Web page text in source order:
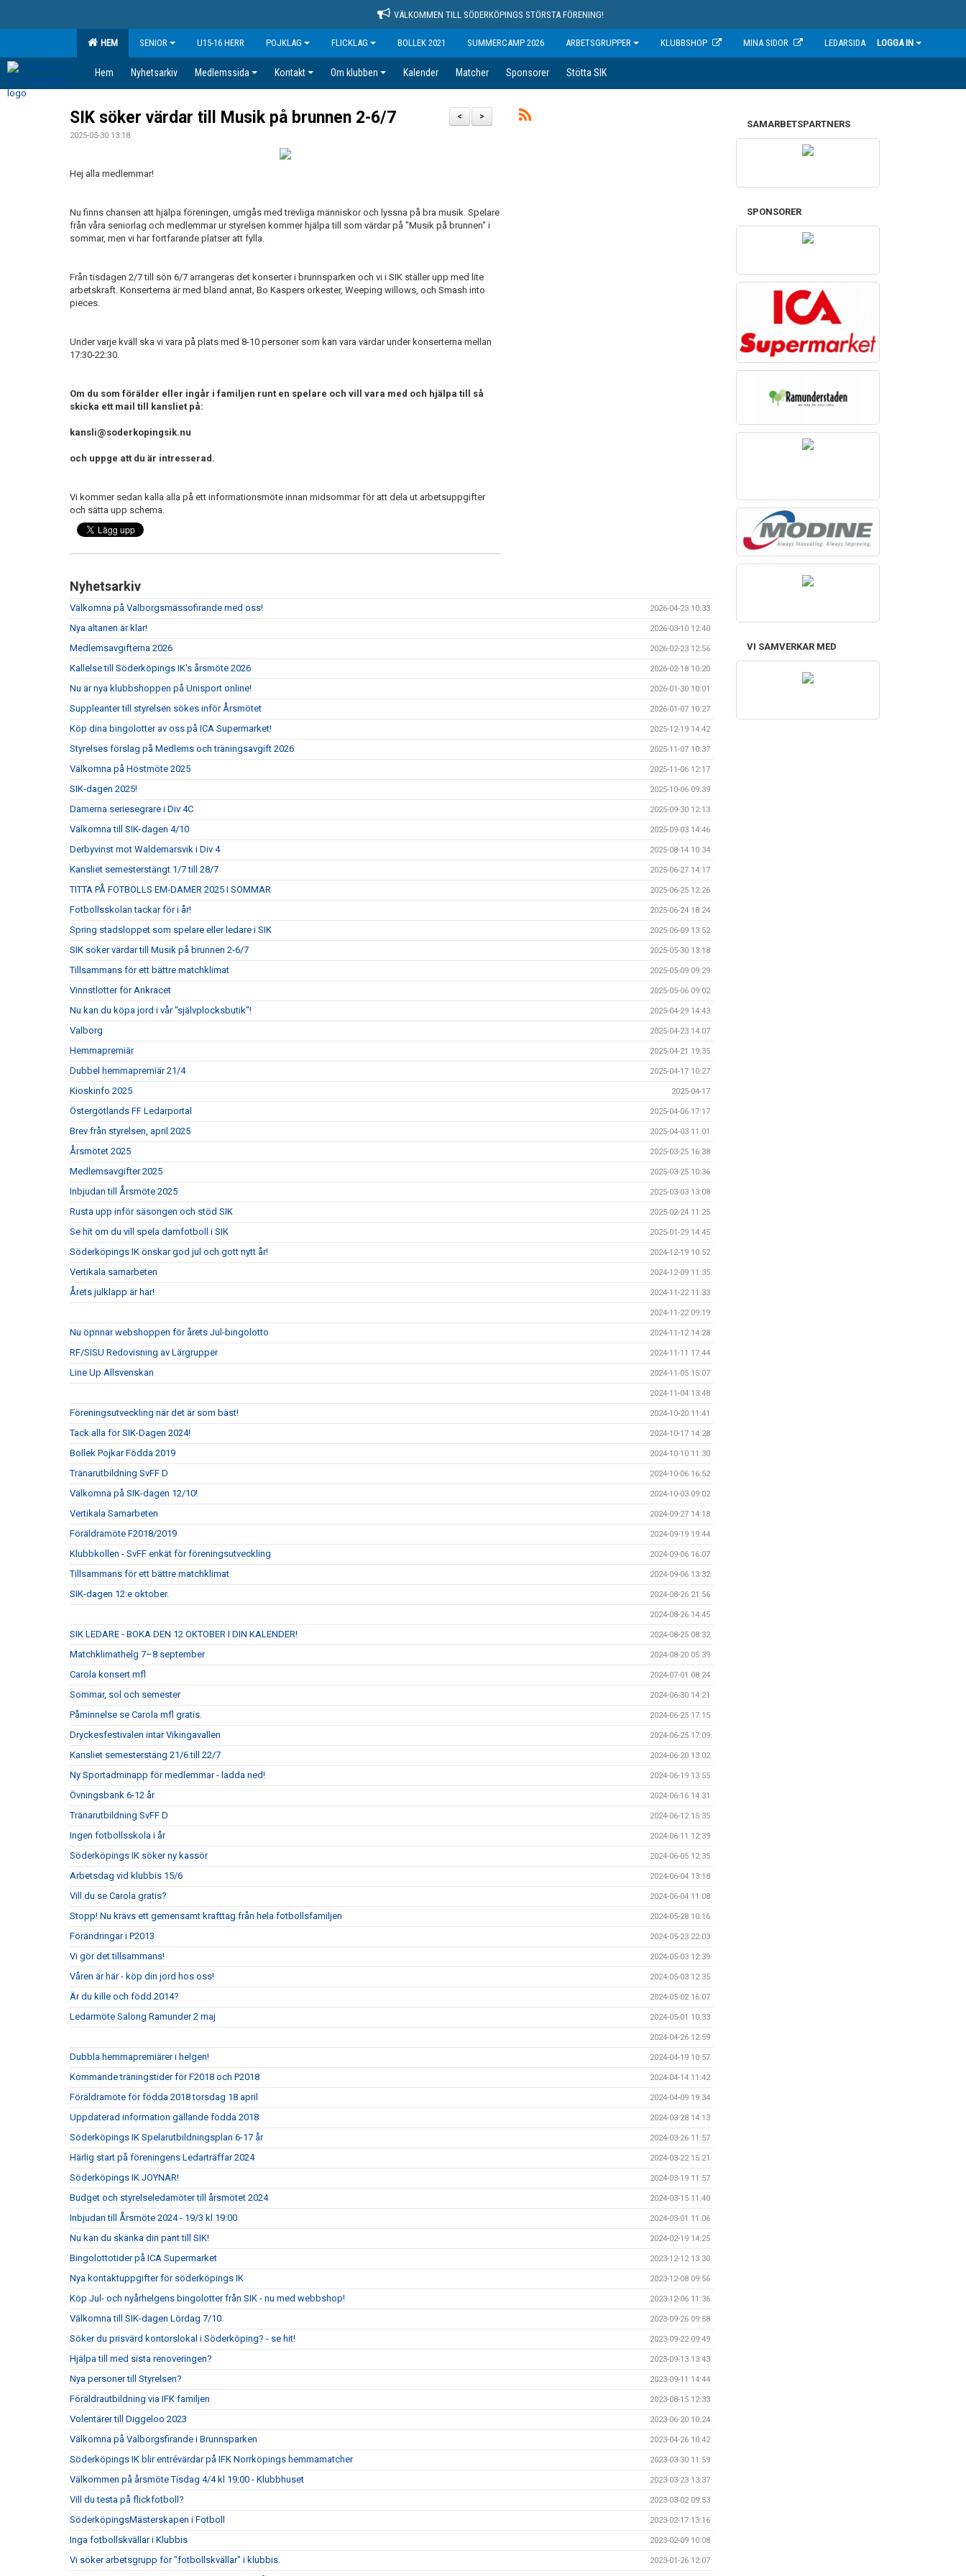
VÄLKOMMEN TILL SÖDERKÖPINGS STÖRSTA FÖRENING!
HEM SENIOR U15-16 HERR POJKLAG FLICKLAG BOLLEK 2021 SUMMERCAMP 2026 ARBETSGRUPPER KLUBBSHOP MINA SIDOR LEDARSIDA LOGGA IN
Hem Nyhetsarkiv Medlemssida Kontakt Om klubben Kalender Matcher Sponsorer Stötta SIK
>
<
SIK söker värdar till Musik på brunnen 2-6/7
2025-05-30 13:18
Hej alla medlemmar!
Nu finns chansen att hjälpa föreningen, umgås med trevliga människor och lyssna på bra musik. Spelare
från våra seniorlag och medlemmar ur styrelsen kommer hjälpa till som värdar på "Musik på brunnen" i
sommar, men vi har fortfarande platser att fylla.
Från tisdagen 2/7 till sön 6/7 arrangeras det konserter i brunnsparken och vi i SIK ställer upp med lite
arbetskraft. Konserterna är med bland annat, Bo Kaspers orkester, Weeping willows, och Smash into
pieces.
Under varje kväll ska vi vara på plats med 8-10 personer som kan vara värdar under konserterna mellan
17:30-22:30.
Om du som förälder eller ingår i familjen runt en spelare och vill vara med och hjälpa till så
skicka ett mail till kansliet på:
kansli@soderkopingsik.nu
och uppge att du är intresserad.
Vi kommer sedan kalla alla på ett informationsmöte innan midsommar för att dela ut arbetsuppgifter
och sätta upp schema.
Nyhetsarkiv
Välkomna på Valborgsmässofirande med oss! 2026-04-23 10:33
Nya altanen är klar! 2026-03-10 12:40
Medlemsavgifterna 2026 2026-02-23 12:56
Kallelse till Söderköpings IK's årsmöte 2026 2026-02-18 10:20
Nu är nya klubbshoppen på Unisport online! 2026-01-30 10:01
Suppleanter till styrelsen sökes inför Årsmötet 2026-01-07 10:27
Köp dina bingolotter av oss på ICA Supermarket! 2025-12-19 14:42
Styrelses förslag på Medlems och träningsavgift 2026 2025-11-07 10:37
Välkomna på Höstmöte 2025 2025-11-06 12:17
SIK-dagen 2025! 2025-10-06 09:39
Damerna seriesegrare i Div 4C 2025-09-30 12:13
Välkomna till SIK-dagen 4/10 2025-09-03 14:46
Derbyvinst mot Waldemarsvik i Div 4 2025-08-14 10:34
Kansliet semesterstängt 1/7 till 28/7 2025-06-27 14:17
TITTA PÅ FOTBOLLS EM-DAMER 2025 I SOMMAR 2025-06-25 12:26
Fotbollsskolan tackar för i år! 2025-06-24 18:24
Spring stadsloppet som spelare eller ledare i SIK 2025-06-09 13:52
SIK söker värdar till Musik på brunnen 2-6/7 2025-05-30 13:18
Tillsammans för ett bättre matchklimat 2025-05-09 09:29
Vinnstlotter för Ankracet 2025-05-06 09:02
Nu kan du köpa jord i vår "självplocksbutik"! 2025-04-29 14:43
Valborg 2025-04-23 14:07
Hemmapremiär 2025-04-21 19:35
Dubbel hemmapremiär 21/4 2025-04-17 10:27
Kioskinfo 2025 2025-04-17
Östergötlands FF Ledarportal 2025-04-06 17:17
Brev från styrelsen, april 2025 2025-04-03 11:01
Årsmötet 2025 2025-03-25 16:38
Medlemsavgifter 2025 2025-03-25 10:36
Inbjudan till Årsmöte 2025 2025-03-03 13:08
Rusta upp inför säsongen och stöd SIK 2025-02-24 11:25
Se hit om du vill spela damfotboll i SIK 2025-01-29 14:45
Söderköpings IK önskar god jul och gott nytt år! 2024-12-19 10:52
Vertikala samarbeten 2024-12-09 11:35
Årets julklapp är här! 2024-11-22 11:33
2024-11-22 09:19
Nu öpnnar webshoppen för årets Jul-bingolotto 2024-11-12 14:28
RF/SISU Redovisning av Lärgrupper 2024-11-11 17:44
Line Up Allsvenskan 2024-11-05 15:07
2024-11-04 13:48
Föreningsutveckling när det är som bäst! 2024-10-20 11:41
Tack alla för SIK-Dagen 2024! 2024-10-17 14:28
Bollek Pojkar Födda 2019 2024-10-10 11:30
Tränarutbildning SvFF D 2024-10-06 16:52
Välkomna på SIK-dagen 12/10! 2024-10-03 09:02
Vertikala Samarbeten 2024-09-27 14:18
Föräldramöte F2018/2019 2024-09-19 19:44
Klubbkollen - SvFF enkät för föreningsutveckling 2024-09-06 16:07
Tillsammans för ett bättre matchklimat 2024-09-06 13:32
SIK-dagen 12:e oktober. 2024-08-26 21:56
2024-08-26 14:45
SIK LEDARE - BOKA DEN 12 OKTOBER I DIN KALENDER! 2024-08-25 08:32
Matchklimathelg 7–8 september 2024-08-20 05:39
Carola konsert mfl 2024-07-01 08:24
Sommar, sol och semester 2024-06-30 14:21
Påminnelse se Carola mfl gratis. 2024-06-25 17:15
Dryckesfestivalen intar Vikingavallen 2024-06-25 17:09
Kansliet semesterstäng 21/6 till 22/7 2024-06-20 13:02
Ny Sportadminapp för medlemmar - ladda ned! 2024-06-19 13:55
Övningsbank 6-12 år 2024-06-16 14:31
Tränarutbildning SvFF D 2024-06-12 15:35
Ingen fotbollsskola i år 2024-06-11 12:39
Söderköpings IK söker ny kassör 2024-06-05 12:35
Arbetsdag vid klubbis 15/6 2024-06-04 13:18
Vill du se Carola gratis? 2024-06-04 11:08
Stopp! Nu krävs ett gemensamt krafttag från hela fotbollsfamiljen 2024-05-28 10:16
Förändringar i P2013 2024-05-23 22:03
Vi gör det tillsammans! 2024-05-03 12:39
Våren är här - köp din jord hos oss! 2024-05-03 12:35
Är du kille och född 2014? 2024-05-02 16:07
Ledarmöte Salong Ramunder 2 maj 2024-05-01 10:33
2024-04-26 12:59
Dubbla hemmapremiärer i helgen! 2024-04-19 10:57
Kommande träningstider för F2018 och P2018 2024-04-14 11:42
Föräldramöte för födda 2018 torsdag 18 april 2024-04-09 19:34
Uppdaterad information gällande födda 2018 2024-03-28 14:13
Söderköpings IK Spelarutbildningsplan 6-17 år 2024-03-26 11:57
Härlig start på föreningens Ledarträffar 2024 2024-03-22 15:21
Söderköpings IK JOYNAR! 2024-03-19 11:57
Budget och styrelseledamöter till årsmötet 2024 2024-03-15 11:40
Inbjudan till Årsmöte 2024 - 19/3 kl 19:00 2024-03-01 11:06
Nu kan du skänka din pant till SIK! 2024-02-19 14:25
Bingolottotider på ICA Supermarket 2023-12-12 13:30
Nya kontaktuppgifter för söderköpings IK 2023-12-08 09:56
Köp Jul- och nyårhelgens bingolotter från SIK - nu med webbshop! 2023-12-06 11:36
Välkomna till SIK-dagen Lördag 7/10 2023-09-26 09:58
Söker du prisvärd kontorslokal i Söderköping? - se hit! 2023-09-22 09:49
Hjälpa till med sista renoveringen? 2023-09-13 13:43
Nya personer till Styrelsen? 2023-09-11 14:44
Föräldrautbildning via IFK familjen 2023-08-15 12:33
Volentärer till Diggeloo 2023 2023-06-20 10:24
Välkomna på Valborgsfirande i Brunnsparken 2023-04-26 10:42
Söderköpings IK blir entrévärdar på IFK Norrköpings hemmamatcher 2023-03-30 11:59
Välkommen på årsmöte Tisdag 4/4 kl 19:00 - Klubbhuset 2023-03-23 13:37
Vill du testa på flickfotboll? 2023-03-02 09:53
SöderköpingsMästerskapen i Fotboll 2023-02-17 13:16
Inga fotbollskvällar i Klubbis 2023-02-09 10:08
Vi söker arbetsgrupp för "fotbollskvällar" i klubbis. 2023-01-26 12:07
SAMARBETSPARTNERS
SPONSORER
VI SAMVERKAR MED